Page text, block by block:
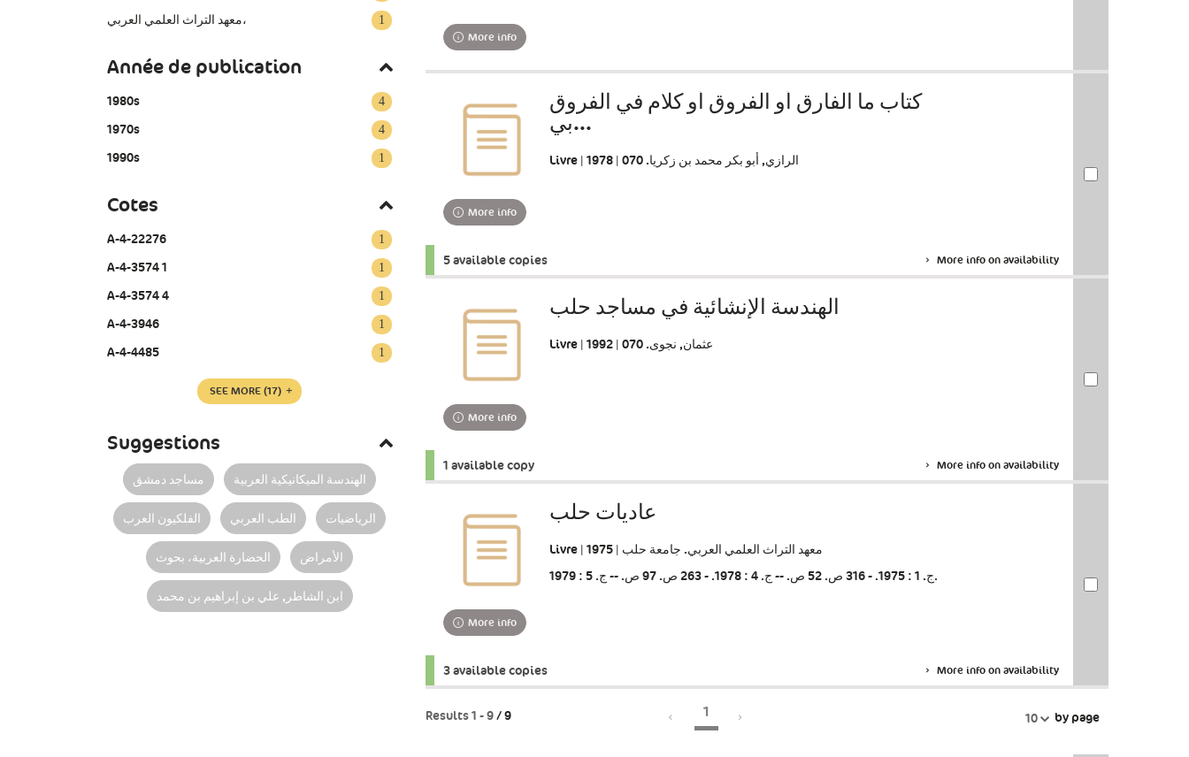
More info
كتاب ما الفارق أو الفروق أو كلام في الفروق
بي...
Livre | الرازي, أبو بكر محمد بن زكريا. 070 | 1978
More info
5 available copies More info on availability
الهندسة الإنشائية في مساجد حلب‏
Livre | عثمان, نجوى‏. ‏070 | 1992
More info
1 available copy More info on availability
عاديات حلب
Livre | ‏معهد التراث العلمي العربي‏‏. ‏جامعة حلب‏ | 1975
ج. 1 : 1975. - 316 ص. 52 ص. -- ج. 4 : 1978. - 263 ص. 97 ص. -- ج. 5 : 1979.
More info
3 available copies More info on availability
Results1 -9/ 9 1 10 by page
1 ‏معهد التراث العلمي العربي‏،
Année de publication
4
1980s
4
1970s
1
1990s
Cotes
1
A-4-22276
1
A-4-3574 1
1
A-4-3574 4
1
A-4-3946
1
A-4-4485
SEE MORE (17)
Suggestions
مساجد‏ ‏دمشق‏‏ الهندسة الميكانيكية العربية
الفلكيون العرب الطب العربي الرياضيات
الحضارة العربية، بحوث الأمراض
ابن الشاطر‏, ‏علي بن إبراهيم بن محمد